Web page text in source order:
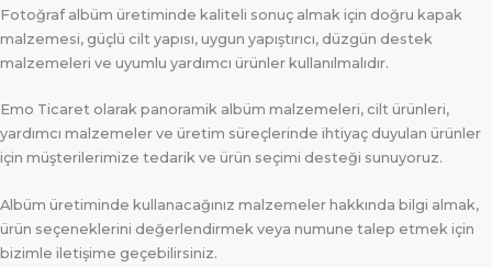
Fotoğraf albüm üretiminde kaliteli sonuç almak için doğru kapak
malzemesi, güçlü cilt yapısı, uygun yapıştırıcı, düzgün destek
malzemeleri ve uyumlu yardımcı ürünler kullanılmalıdır.
Emo Ticaret olarak panoramik albüm malzemeleri, cilt ürünleri,
yardımcı malzemeler ve üretim süreçlerinde ihtiyaç duyulan ürünler
için müşterilerimize tedarik ve ürün seçimi desteği sunuyoruz.
Albüm üretiminde kullanacağınız malzemeler hakkında bilgi almak,
ürün seçeneklerini değerlendirmek veya numune talep etmek için
bizimle iletişime geçebilirsiniz.